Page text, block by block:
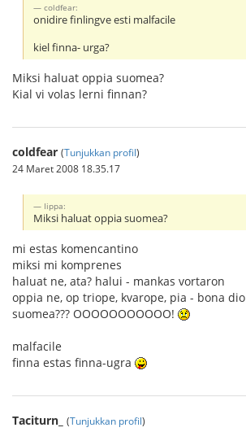
coldfear:
onidire finlingve esti malfacile
kiel finna- urga?
Miksi haluat oppia suomea?
Kial vi volas lerni finnan?
coldfear (Tunjukkan profil)
24 Maret 2008 18.35.17
Iippa:
Miksi haluat oppia suomea?
mi estas komencantino
miksi mi komprenes
haluat ne, ata? halui - mankas vortaron
oppia ne, op triope, kvarope, pia - bona dio
suomea??? OOOOOOOOOOO!
malfacile
finna estas finna-ugra
Taciturn_ (Tunjukkan profil)